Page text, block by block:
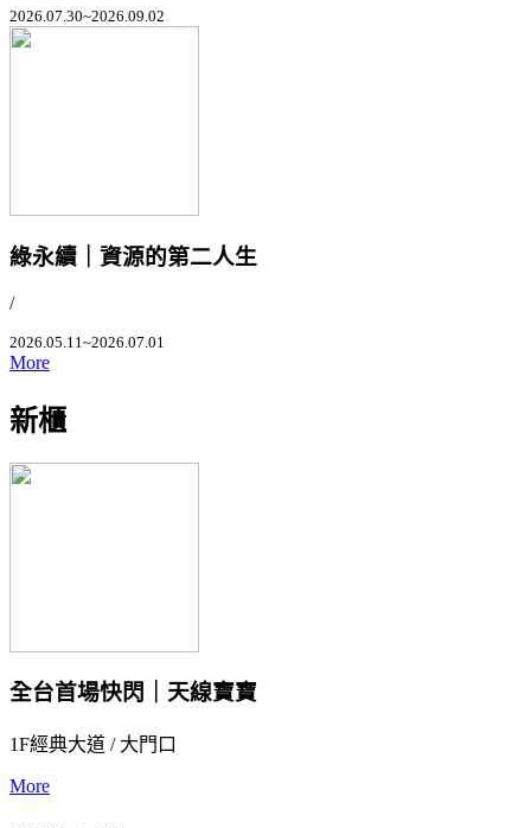
2026.07.30~2026.09.02
綠永續｜資源的第二人生
/
2026.05.11~2026.07.01
More
新櫃
全台首場快閃｜天線寶寶
1F經典大道 / 大門口
More